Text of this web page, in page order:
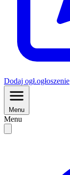
Dodaj ogł.ogłoszenie
Menu
Menu